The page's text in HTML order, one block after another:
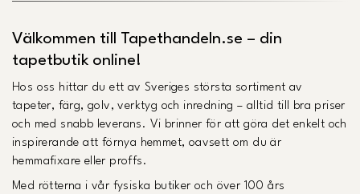
Välkommen till Tapethandeln.se – din
tapetbutik online!
Hos oss hittar du ett av Sveriges största sortiment av
tapeter, färg, golv, verktyg och inredning – alltid till bra priser
och med snabb leverans. Vi brinner för att göra det enkelt och
inspirerande att förnya hemmet, oavsett om du är
hemmafixare eller proffs.
Med rötterna i vår fysiska butiker och över 100 års